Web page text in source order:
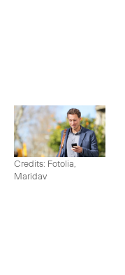
Credits: Fotolia,
Maridav